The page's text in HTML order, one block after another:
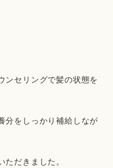
ンセリングで髪の状態を
分をしっかり補給しなが
ただきました。